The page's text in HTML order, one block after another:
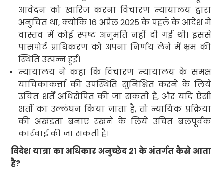
आवेदन को खारिज करना विचारण न्यायालय द्वारा
अनुचित था,क्योंकि16 अप्रैल2025 के पहले के आदेश में
वास्तव में कोई स्पष्ट अनुमति नहीं दी गई थी। इससे
पासपोर्ट प्राधिकरण को अपना निर्णय लेने में भ्रम की
स्थिति उत्पन्न हुई।
न्यायालय ने कहा कि विचारण न्यायालय के समक्ष
याचिकाकर्त्ता की उपस्थिति सुनिश्चित करने के लिये
उचित शर्तें अधिरोपित की जा सकती हैं, और यदि ऐसी
शर्तों का उल्लंघन किया जाता है,तो न्यायिक प्रक्रिया
की अखंडता बनाए रखने के लिये उचित बलपूर्वक
कार्रवाई की जा सकती है।
विदेश यात्रा का अधिकार अनुच्छेद 21 के अंतर्गत कैसे आता
है?